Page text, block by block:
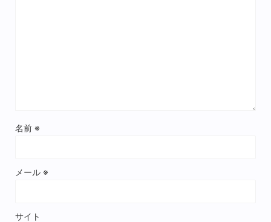
名前 ※
メール ※
サイト